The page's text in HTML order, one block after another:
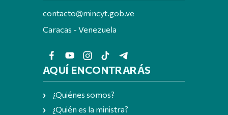
contacto@mincyt.gob.ve
Caracas - Venezuela
AQUÍ ENCONTRARÁS
¿Quiénes somos?
¿Quién es la ministra?